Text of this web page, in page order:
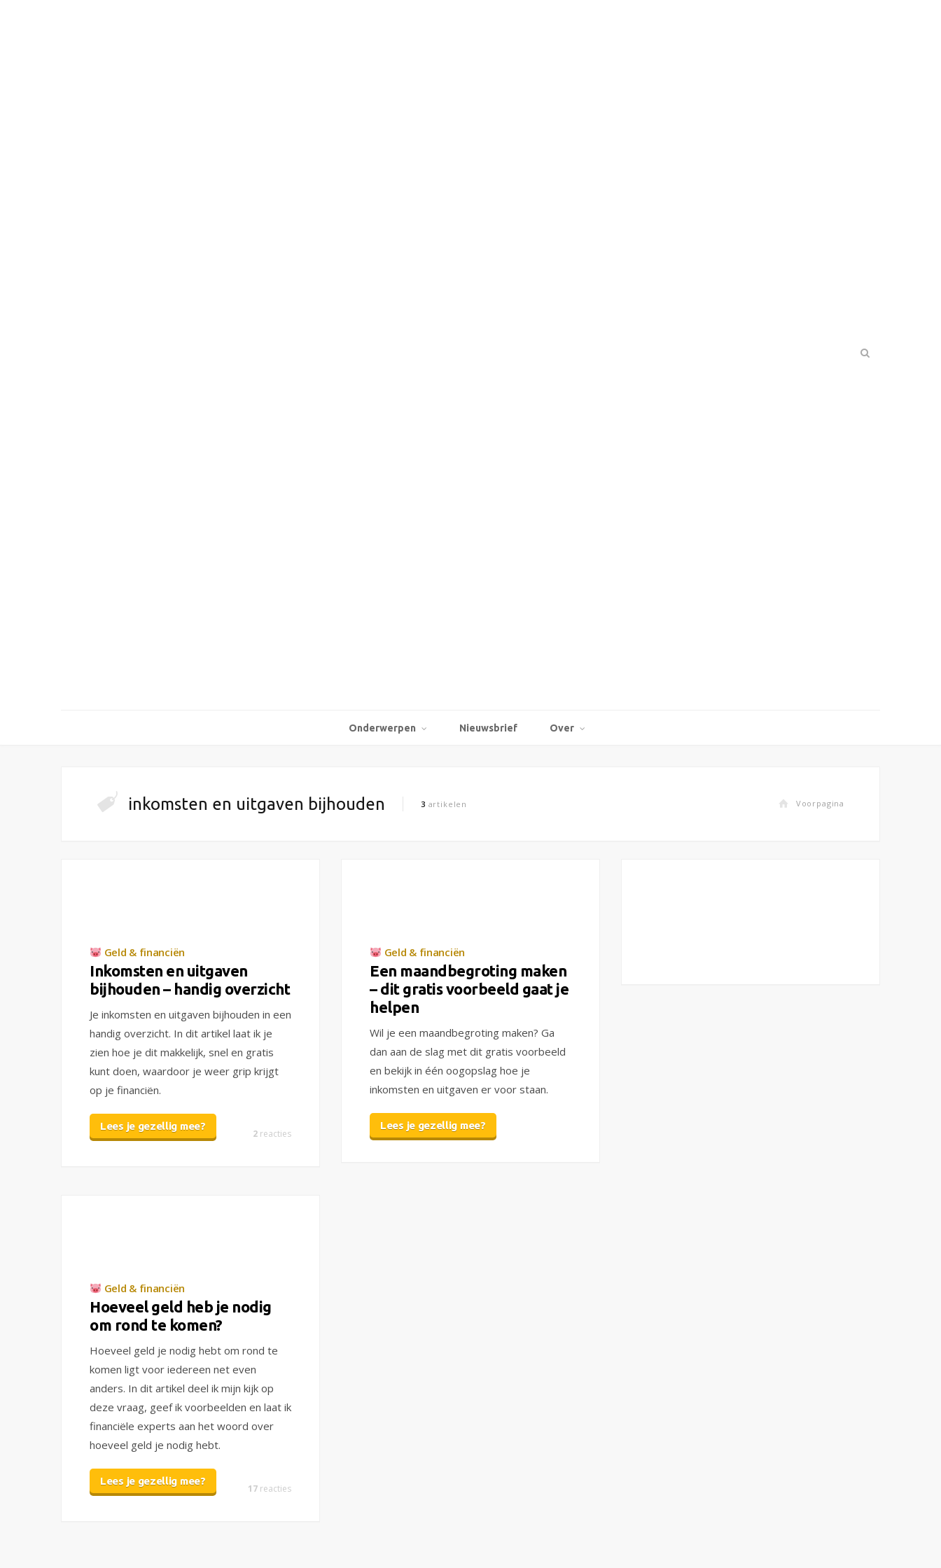
Onderwerpen Nieuwsbrief Over
inkomsten en uitgaven bijhouden 3 artikelen Voorpagina
Geld & financiën
Inkomsten en uitgaven
bijhouden – handig overzicht
Je inkomsten en uitgaven bijhouden in een
handig overzicht. In dit artikel laat ik je
zien hoe je dit makkelijk, snel en gratis
kunt doen, waardoor je weer grip krijgt
op je financiën.
Lees je gezellig mee?
2 reacties
Geld & financiën
Een maandbegroting maken
– dit gratis voorbeeld gaat je
helpen
Wil je een maandbegroting maken? Ga
dan aan de slag met dit gratis voorbeeld
en bekijk in één oogopslag hoe je
inkomsten en uitgaven er voor staan.
Lees je gezellig mee?
Geld & financiën
Hoeveel geld heb je nodig
om rond te komen?
Hoeveel geld je nodig hebt om rond te
komen ligt voor iedereen net even
anders. In dit artikel deel ik mijn kijk op
deze vraag, geef ik voorbeelden en laat ik
financiële experts aan het woord over
hoeveel geld je nodig hebt.
Lees je gezellig mee?
17 reacties